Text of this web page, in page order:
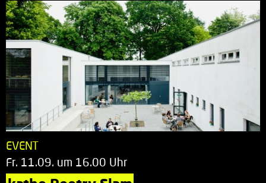
EVENT
Fr. 11.09. um 16.00 Uhr